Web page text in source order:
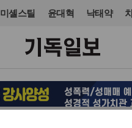
미셸스틸 윤대혁 낙태약